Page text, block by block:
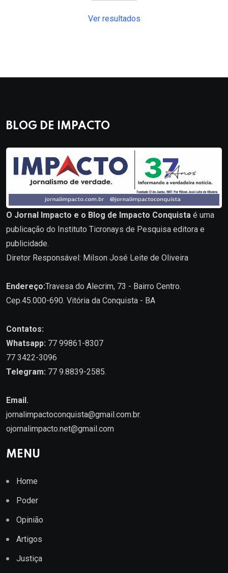
Ver resultados
BLOG DE IMPACTO
O Jornal Impacto e o Blog de Impacto Conquista é uma
publicação do Instituto Ticronays de Pesquisa editora e
publicidade.
Diretor Responsável: Milson José Leite de Oliveira
Endereço:Travesa do Alecrim, 73 - Bairro Centro.
Cep.45.000-690. Vitória da Conquista - BA
Contatos:
Whatsapp: 77 99861-8307
77 3422-3096
Telegram: 77 9.8839-2585.
Email.
jornalimpactoconquista@gmail.com.br.
ojornalimpacto.net@gmail.com
MENU
Home
Poder
Opinião
Artigos
Justiça